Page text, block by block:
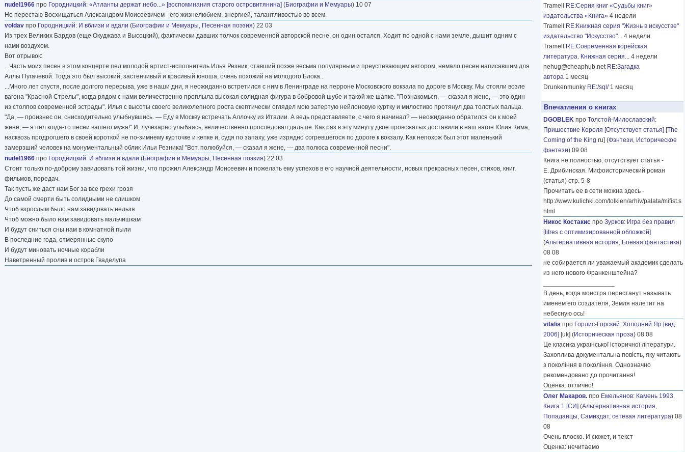
nudel1966 про Городницкий: «Атланты держат небо...» [воспоминания старого островитянина] (Биографии и Мемуары) 10 07
Не перестаю Восхищаться Александром Моисеевичем - его жизнелюбием, энергией, талантливостью во всем.
voldav про Городницкий: И вблизи и вдали (Биографии и Мемуары, Песенная поэзия) 22 03
Из трех Великих Бардов (еще Окуджава и Высоцкий), фактически давших толчок современной авторской песне, он один остался. Ходит по одной с нами земле, дышит одним с
нами воздухом.
Вот отрывок:
...Часть моих песен в этом концерте пел молодой артист-исполнитель Илья Резник, ставший позже весьма популярным и преуспевающим автором, немало песен написавшим для
Аллы Пугачевой. Тогда это был высокий, застенчивый и красивый юноша, очень похожий на молодого Блока...
...Много лет спустя, после долгого перерыва, уже в наши дни, я неожиданно встретился с ним в Ленинграде на перроне Московского вокзала по дороге в Москву. Мы стояли возле
вагона "Красной Стрелы", когда рядом с нами величественно проплыла высокая солидная фигура в бобровой шубе и такой же шапке. "Познакомься, — сказал я жене, — это один
из столпов современной эстрады". Илья с высоты своего великолепного роста скептически оглядел мою затертую нейлоновую куртку и милостиво протянул два толстых пальца.
"Да, — произнес он, снисходительно улыбнувшись. — Еду в Москву встречать Аллочку из Италии. А ведь представляете, с чего я начинал? — неожиданно обратился он к моей
жене, — я пел когда-то песни вашего мужа!" И, лучезарно улыбаясь, величественно проследовал дальше. Как раз в эту минуту двое провожатых доставили в наш вагон Юлия Кима,
насквозь продрогшего в своей короткой не по-зимнему курточке и кепке и, судя по запаху, уже изрядно согревшегося по дороге к вокзалу. Как непохож был этот маленький
замерзший человек на монументальный облик Ильи Резника! "Вот, полюбуйся, — сказал я жене, — два полюса современной песни".
nudel1966 про Городницкий: И вблизи и вдали (Биографии и Мемуары, Песенная поэзия) 22 03
Стоит только по-доброму завидовать той жизни, что прожил Александр Моисеевич и пожелать ему успехов в его научной деятельности, новых прекрасных песен, стихов, книг,
фильмов, передач.
Так пусть же даст нам Бог за все грехи грозя
До самой смерти быть солидными не слишком
Чтоб взрослым было нам завидовать нельзя
Чтоб можно было нам завидовать мальчишкам
И будут сниться сны нам в комнатной пыли
В последние года, отмерянные скупо
И будут миновать ночные корабли
Наветренный пролив и остров Гваделупа
Tramell
RE:Серия книг «Судьбы книг»
издательства «Книга» 4 недели
Tramell
RE:Книжная серия "Жизнь в искусстве"
издательство "Искусство"... 4 недели
Tramell
RE:Современная корейская
литература. Книжная серия... 4 недели
nehug@cheaphub.net RE:Загадка
автора 1 месяц
Drunkenmunky RE:/sql/ 1 месяц
Впечатления о книгах
DGOBLEK про Толстой-Милославский:
Пришествие Короля [Отсутствует статья] [The
Coming of the King ru] (Фэнтези, Историческое
фэнтези) 09 08
Книга не полностью, отсутствует статья -
Е. Дрибинская. Мифоисторический роман
(статья) стр. 5-8
Прочитать ее в сети можна здесь -
http://www.kulichki.com/tolkien/arhiv/palata/mifist.s
html
Никос Костакис про Зурков: Игра без правил
[litres с оптимизированной обложкой]
(Альтернативная история, Боевая фантастика)
08 08
не собирается ли уважаемый академик сделать
из него нового Франкенштейна?
В день, когда монстра перестанут называть
именем его создателя, Земля налетит на
небесную ось!
vitalis про Горлис-Горский: Холодний Яр [вид.
2006] [uk] (Историческая проза) 08 08
Це класика української історичної літератури.
Захоплива документальна повість, яку читають
з покоління в покоління. Однозначно
рекомендовано до прочитання!
Оценка: отлично!
Олег Макаров. про Емельянов: Камень 1993.
Книга 1 [СИ] (Альтернативная история,
Попаданцы, Самиздат, сетевая литература) 08
08
Очень плоско. И сюжет, и текст
Оценка: нечитаемо